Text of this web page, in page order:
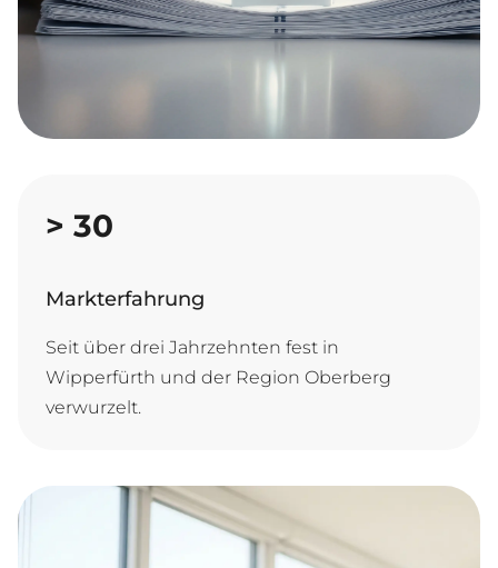
> 30
Markterfahrung
Seit über drei Jahrzehnten fest in
Wipperfürth und der Region Oberberg
verwurzelt.